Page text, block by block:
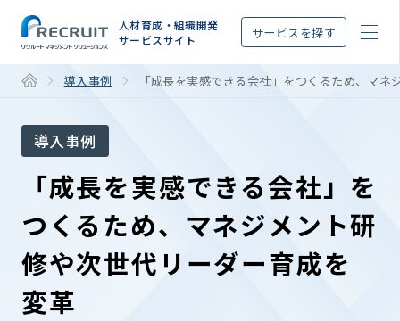
人材育成・組織開発
サービスサイト
サービスを探す
導入事例 「成長を実感できる会社」をつくるため、マ
導入事例
「成長を実感できる会社」を
つくるため、マネジメント研
修や次世代リーダー育成を
変革